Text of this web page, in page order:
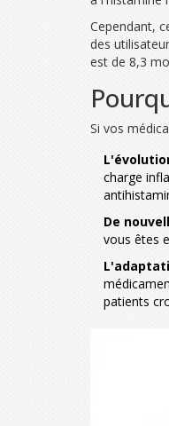
Cependant,
des
est de 8,3
Si vos
charge
De
vous êtes
patients